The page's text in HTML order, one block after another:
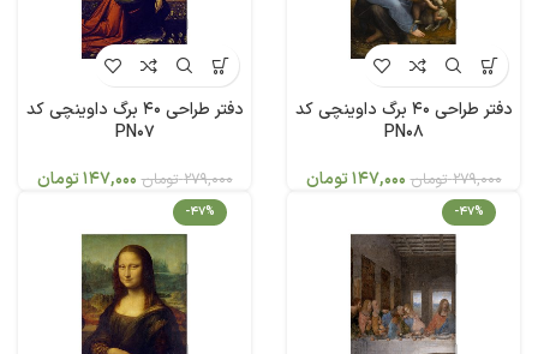
دفتر طراحی 40 برگ داوینچی کد
PN08
279,000 تومان 147,000تومان
دفتر طراحی 40 برگ داوینچی کد
PN07
279,000 تومان 147,000تومان
-47%
-47%